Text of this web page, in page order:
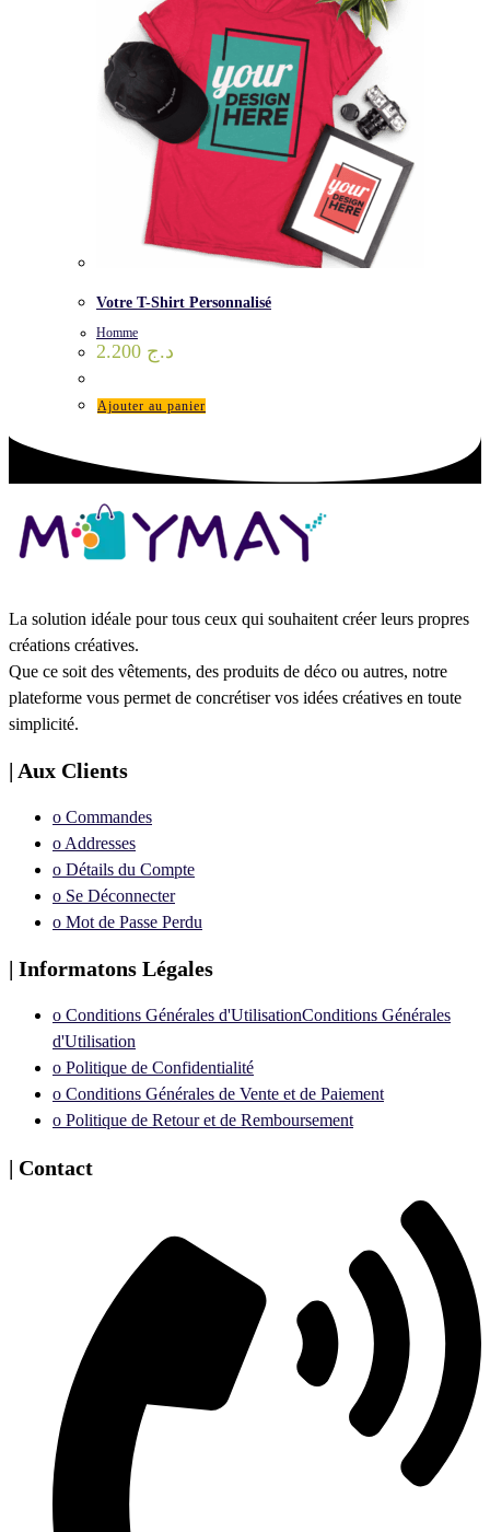
Votre T-Shirt Personnalisé
Homme
د.ج
Ajouter au panier
La solution idéale pour tous ceux qui souhaitent créer leurs propres
créations créatives.
Que ce soit des vêtements, des produits de déco ou autres, notre
plateforme vous permet de concrétiser vos idées créatives en toute
simplicité.
| Aux Clients
ᴏ Commandes
ᴏ Addresses
ᴏ Détails du Compte
ᴏ Se Déconnecter
ᴏ Mot de Passe Perdu
| Informatons Légales
ᴏ Conditions Générales d'UtilisationConditions Générales
d'Utilisation
ᴏ Politique de Confidentialité
ᴏ Conditions Générales de Vente et de Paiement
ᴏ Politique de Retour et de Remboursement
| Contact